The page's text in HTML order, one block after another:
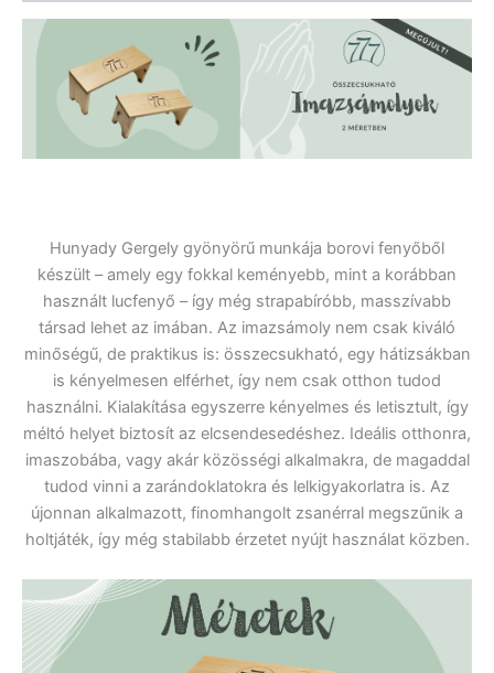
Hunyady Gergely gyönyörű munkája borovi fenyőből
készült – amely egy fokkal keményebb, mint a korábban
használt lucfenyő – így még strapabíróbb, masszívabb
társad lehet az imában. Az imazsámoly nem csak kiváló
minőségű, de praktikus is: összecsukható, egy hátizsákban
is kényelmesen elférhet, így nem csak otthon tudod
használni. Kialakítása egyszerre kényelmes és letisztult, így
méltó helyet biztosít az elcsendesedéshez. Ideális otthonra,
imaszobába, vagy akár közösségi alkalmakra, de magaddal
tudod vinni a zarándoklatokra és lelkigyakorlatra is. Az
újonnan alkalmazott, finomhangolt zsanérral megszűnik a
holtjáték, így még stabilabb érzetet nyújt használat közben.